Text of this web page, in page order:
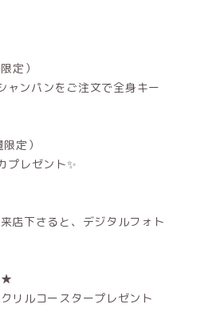
定）
ャンパンをご注文で全身キー
定）
プレゼント✨
店下さると、デジタルフォト
★
リルコースタープレゼント